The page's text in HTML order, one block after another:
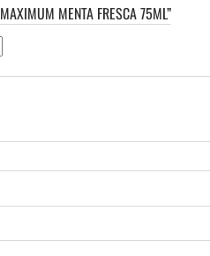
MENTA FRESCA 75ML”